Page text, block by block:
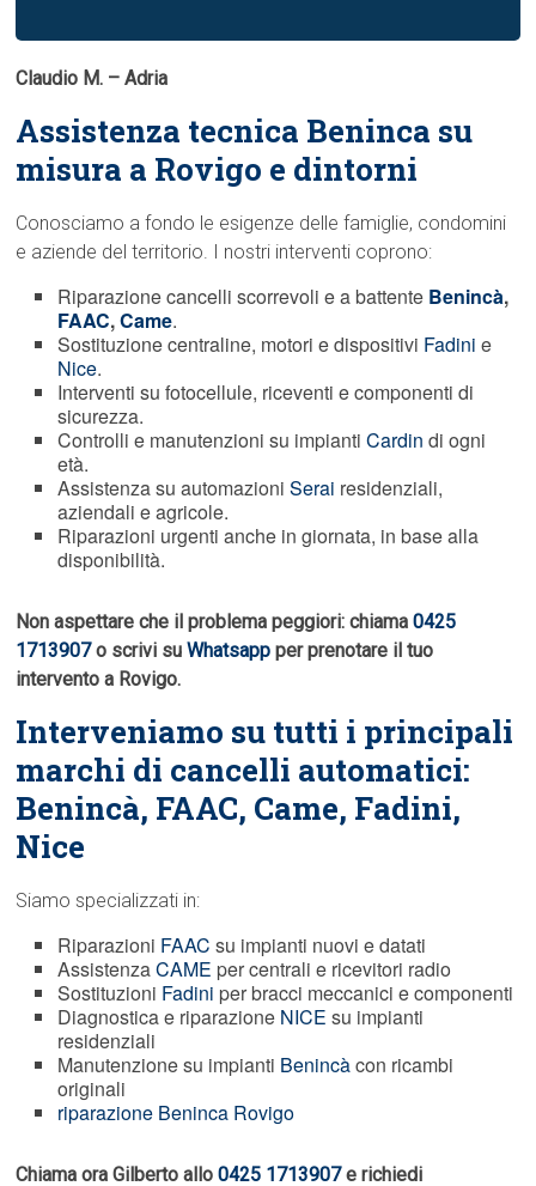
Claudio M. – Adria
Assistenza tecnica Beninca su
misura a Rovigo e dintorni
Conosciamo a fondo le esigenze delle famiglie, condomini
e aziende del territorio. I nostri interventi coprono:
Riparazione cancelli scorrevoli e a battente Benincà,
FAAC,Came.
Sostituzione centraline, motori e dispositivi Fadini e
Nice.
Interventi su fotocellule, riceventi e componenti di
sicurezza.
Controlli e manutenzioni su impiantiCardin di ogni
età.
Assistenza su automazioniSerai residenziali,
aziendali e agricole.
Riparazioni urgenti anche in giornata, in base alla
disponibilità.
Non aspettare che il problema peggiori: chiama0425
1713907o scrivi suWhatsapp per prenotare il tuo
intervento a Rovigo.
Interveniamo su tutti i principali
marchi di cancelli automatici:
Benincà, FAAC, Came, Fadini,
Nice
Siamo specializzati in:
Riparazioni FAAC su impianti nuovi e datati
AssistenzaCAME per centrali e ricevitori radio
Sostituzioni Fadini per bracci meccanici e componenti
Diagnostica e riparazione NICE su impianti
residenziali
Manutenzione su impianti Benincàcon ricambi
originali
riparazione Beninca Rovigo
Chiama ora Gilberto allo0425 1713907e richiedi